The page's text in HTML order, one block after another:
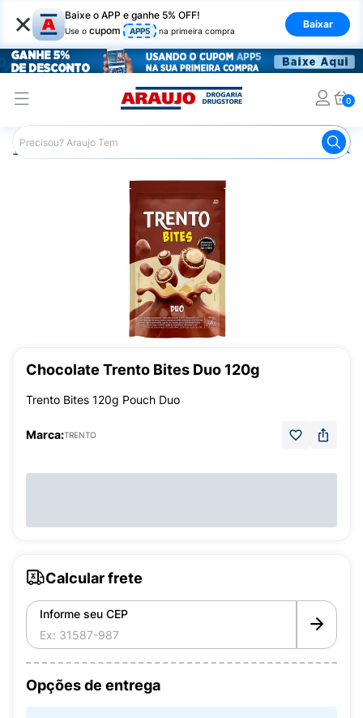
× Baixe o APP e ganhe 5% OFF!
Use o cupom APP5 na primeira compra
Baixar
0
Araujo Mercado
Chocolate Trento Bites Duo 120g
Trento Bites 120g Pouch Duo
Marca:TRENTO
Calcular frete
Informe seu CEP
Opções de entrega